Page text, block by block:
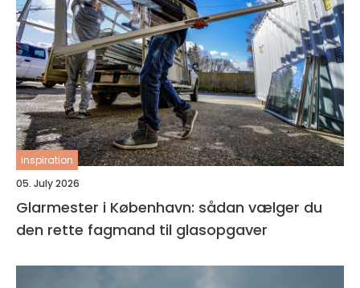
inspiration
05. July 2026
Glarmester i København: sådan vælger du
den rette fagmand til glasopgaver